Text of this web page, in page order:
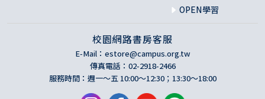
OPEN學習
校園網路書房客服
E-Mail： estore@campus.org.tw
傳真電話：02-2918-2466
服務時間：週一～五 10:00～12:30；13:30～18:00